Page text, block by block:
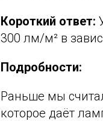
Короткий ответ:
300 лм/м² в
Подробности:
Раньше мы
которое даёт